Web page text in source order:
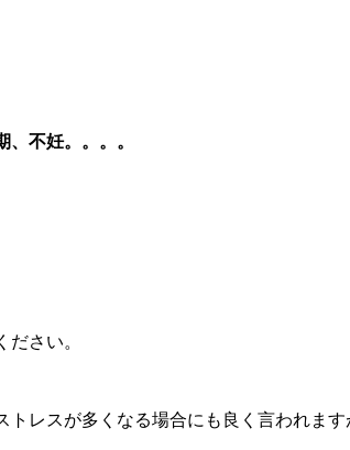
不妊。。。。
さい。
レスが多くなる場合にも良く言われま